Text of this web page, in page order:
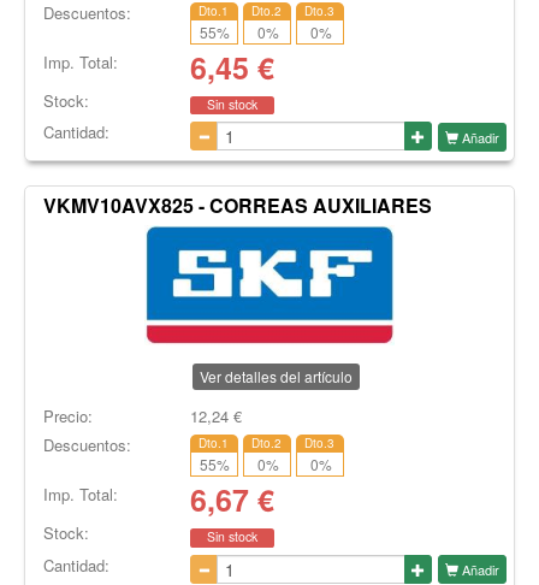
Descuentos:
Dto.1
55%
Dto.2
0%
Dto.3
0%
Imp. Total: 6,45 €
Stock: Sin stock
Cantidad: Añadir
VKMV10AVX825 - CORREAS AUXILIARES
Ver detalles del artículo
Precio: 12,24€
Descuentos:
Dto.1
55%
Dto.2
0%
Dto.3
0%
Imp. Total: 6,67€
Stock: Sin stock
Cantidad: Añadir